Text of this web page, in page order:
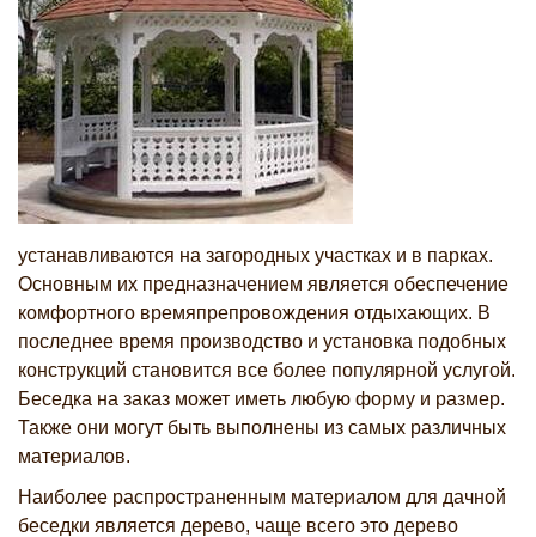
устанавливаются на загородных участках и в парках.
Основным их предназначением является обеспечение
комфортного времяпрепровождения отдыхающих. В
последнее время производство и установка подобных
конструкций становится все более популярной услугой.
Беседка на заказ может иметь любую форму и размер.
Также они могут быть выполнены из самых различных
материалов.
Наиболее распространенным материалом для дачной
беседки является дерево, чаще всего это дерево